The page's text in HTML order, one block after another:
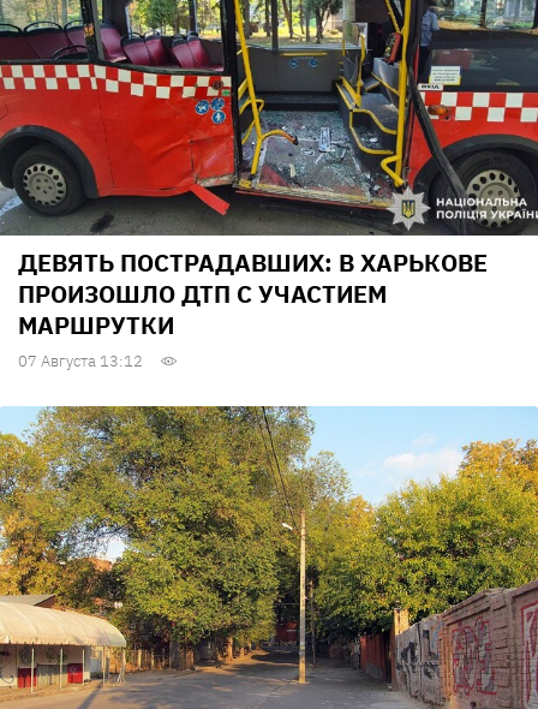
ДЕВЯТЬ ПОСТРАДАВШИХ: В ХАРЬКОВЕ
ПРОИЗОШЛО ДТП С УЧАСТИЕМ
МАРШРУТКИ
07 Августа 13:12